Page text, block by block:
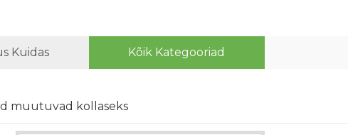
Kuidas Kõik Kategooriad
muutuvad kollaseks